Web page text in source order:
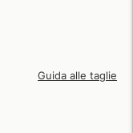
Guida alle taglie